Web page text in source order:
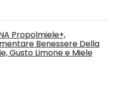
Propolmiele+,
Benessere Della
Gusto Limone e Miele